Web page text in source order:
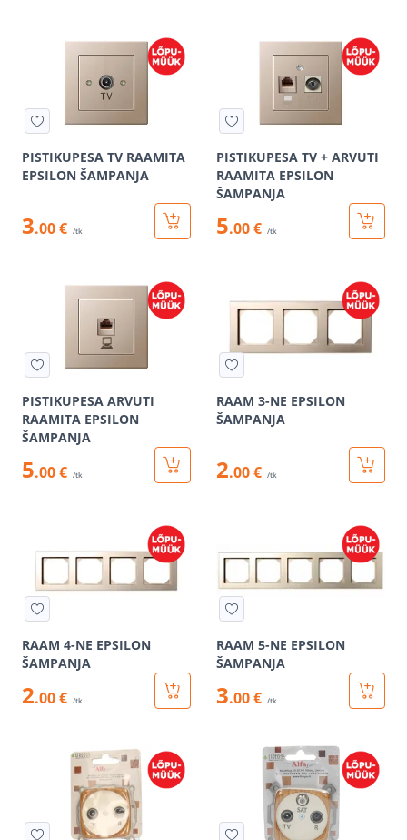
PISTIKUPESA TV RAAMITA
EPSILON ŠAMPANJA
3.00 € /tk
PISTIKUPESA TV + ARVUTI
RAAMITA EPSILON
ŠAMPANJA
5.00 € /tk
PISTIKUPESA ARVUTI
RAAMITA EPSILON
ŠAMPANJA
5.00 € /tk
RAAM 3-NE EPSILON
ŠAMPANJA
2.00 € /tk
RAAM 4-NE EPSILON
ŠAMPANJA
2.00 € /tk
RAAM 5-NE EPSILON
ŠAMPANJA
3.00 € /tk